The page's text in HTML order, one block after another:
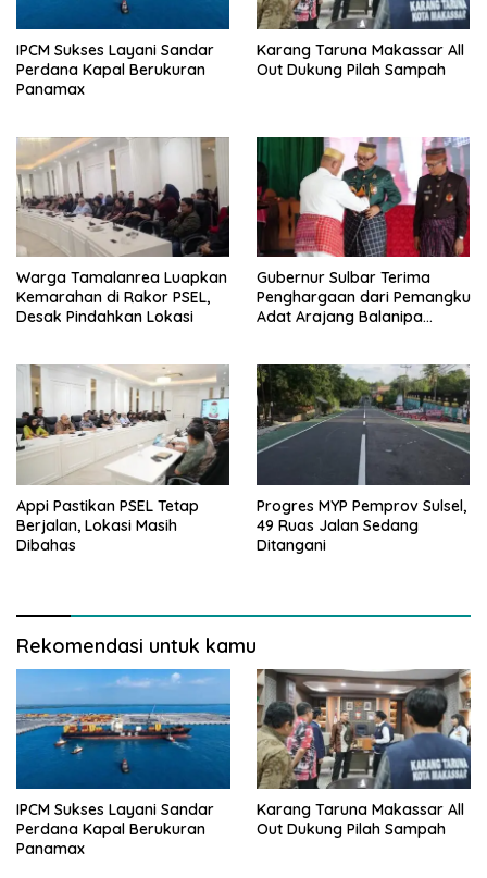
IPCM Sukses Layani Sandar
Perdana Kapal Berukuran
Panamax
Karang Taruna Makassar All
Out Dukung Pilah Sampah
Warga Tamalanrea Luapkan
Kemarahan di Rakor PSEL,
Desak Pindahkan Lokasi
Gubernur Sulbar Terima
Penghargaan dari Pemangku
Adat Arajang Balanipa
Appi Pastikan PSEL Tetap
Berjalan, Lokasi Masih
Dibahas
Progres MYP Pemprov Sulsel,
49 Ruas Jalan Sedang
Ditangani
Rekomendasi untuk kamu
IPCM Sukses Layani Sandar
Perdana Kapal Berukuran
Panamax
Karang Taruna Makassar All
Out Dukung Pilah Sampah